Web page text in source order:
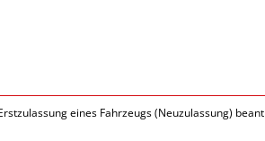
eines Fahrzeugs (Neuzulassung)